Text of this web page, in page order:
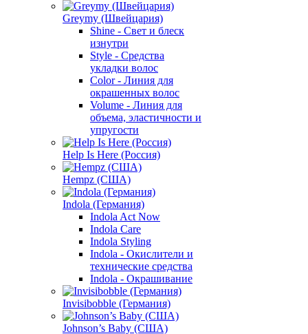
Greymy (Швейцария)
Shine - Свет и блеск
изнутри
Style - Средства
укладки волос
Color - Линия для
окрашенных волос
Volume - Линия для
объема, эластичности и
упругости
Help Is Here (Россия)
Hempz (США)
Indola (Германия)
Indola Act Now
Indola Care
Indola Styling
Indola - Окислители и
технические средства
Indola - Окрашивание
Invisibobble (Германия)
Johnson’s Baby (США)